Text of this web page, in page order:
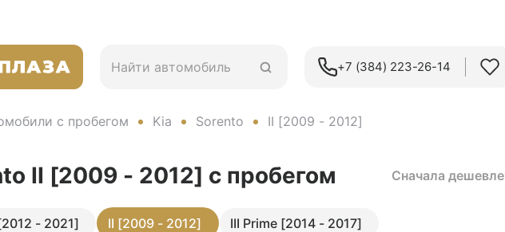
+7 (384) 223-26-14‬
с пробегом Kia Sorento II [2009 - 2012]
II [2009 - 2012] с пробегом Сначала дешевле
- 2021] II [2009 - 2012]
III Prime [2014 - 2017]